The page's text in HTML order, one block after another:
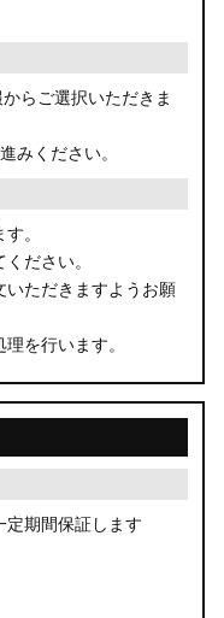
らご選択いただきま
みください。
。
ださい。
いただきますようお願
を行います。
定期間保証します